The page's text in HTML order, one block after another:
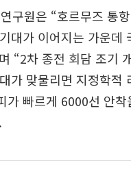
구원은 “호르무즈 통
대가 이어지는 가운데
“2차 종전 회담 조기
가 맞물리면 지정학적
가 빠르게 6000선 안착